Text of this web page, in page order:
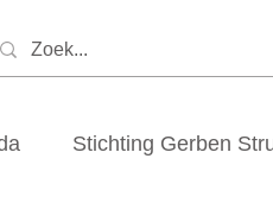
Stichting Gerben